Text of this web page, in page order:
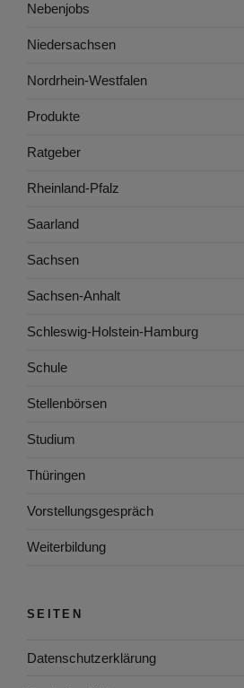
Nebenjobs
Niedersachsen
Nordrhein-Westfalen
Produkte
Ratgeber
Rheinland-Pfalz
Saarland
Sachsen
Sachsen-Anhalt
Schleswig-Holstein-Hamburg
Schule
Stellenbörsen
Studium
Thüringen
Vorstellungsgespräch
Weiterbildung
SEITEN
Datenschutzerklärung